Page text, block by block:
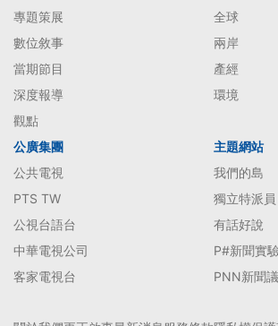
專題策展
數位敘事
當期節目
深度報導
觀點
全球
兩岸
產經
環境
公廣集團
公共電視
PTS TW
公視台語台
中華電視公司
客家電視台
主題網站
我們的島
獨立特派員
有話好說
P#新聞實
PNN新聞